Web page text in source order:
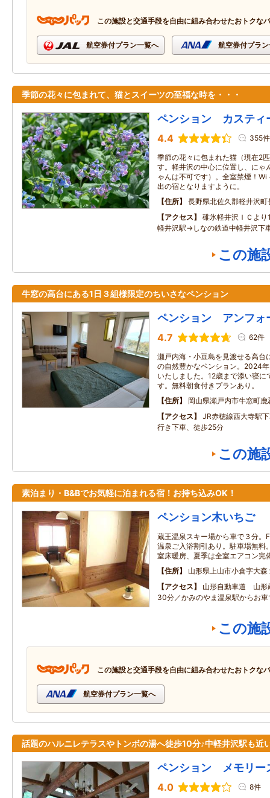
この施設と交通手段を自由に組み合わせたおトクな
航空券付プラン一覧へ 航空券付プラ
季節の花々に包まれて、猫とスイーツの至福な時を・・・
ペンション カスティ
4.4 355件
季節の花々に包まれた猫（現在2
す。軽井沢の中心に位置し、にゃ
ゃんは不可です）。全室禁煙！
出の宿となりますように。
住所
長野県北佐久郡軽井沢町
アクセス
碓氷軽井沢ＩＣよ
軽井沢駅→しなの鉄道中軽井沢下
この施
牛窓の高台にある1日３組様限定のちいさなペンション
ペンション アンフォ
4.7 62件
瀬戸内海・小豆島を見渡せる高台
の自然豊かなペンション。2024
いたしました。12歳まで添い寝
す。無料朝食付きプランあり。
住所
岡山県瀬戸内市牛窓町
アクセス
JR赤穂線西大寺駅
行き下車、徒歩25分
この施
素泊まり・B&Bでお気軽に泊まれる宿！お持ち込みOK！
ペンション木いちご
蔵王温泉スキー場から車で３分。
温泉ご入浴割引あり。駐車場無料
室床暖房、夏季は全室エアコン完
住所
山形県上山市小倉字大
アクセス
山形自動車道 山形
30分／かみのやま温泉駅からお
この施
この施設と交通手段を自由に組み合わせたおトクな
航空券付プラン一覧へ
話題のハルニレテラスやトンボの湯へ徒歩10分♪中軽井沢駅も近
ペンション メモリー
4.0 8件